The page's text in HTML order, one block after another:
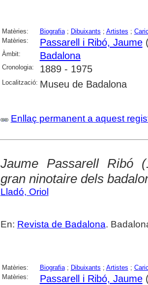
Matèries: Biografia; Dibuixants ; Artistes ;
Matèries:
Passarell i Ribó, Jaume
Àmbit: Badalona
Cronologia: 1889 - 1975
Localització: Museu de Badalona
Enllaç permanent a aquest
Jaume Passarell Ribó
gran ninotaire dels
Lladó, Oriol
En: Revista de Badalona.
Matèries: Biografia; Dibuixants ; Artistes ;
Matèries:
Passarell i Ribó, Jaume